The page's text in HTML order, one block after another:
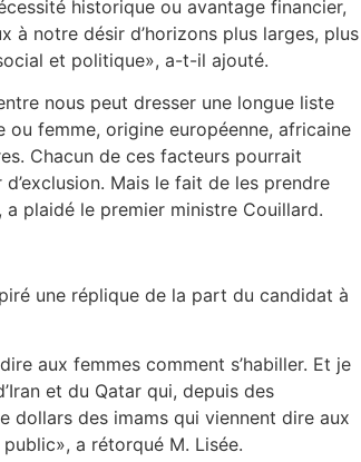
historique ou avantage financier,
à notre désir d’horizons plus larges, plus
et politique», a-t-il ajouté.
nous peut dresser une longue liste
femme, origine européenne, africaine
Chacun de ces facteurs pourrait
Mais le fait de les prendre
a plaidé le premier ministre Couillard.
une réplique de la part du candidat à
aux femmes comment s’habiller. Et je
et du Qatar qui, depuis des
dollars des imams qui viennent dire aux
a rétorqué M. Lisée.